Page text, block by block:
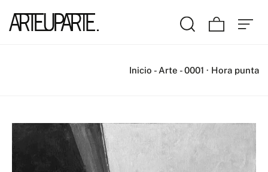
Inicio - Arte -0001 · Hora punta